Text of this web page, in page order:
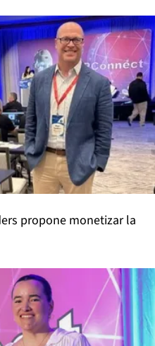
propone monetizar la